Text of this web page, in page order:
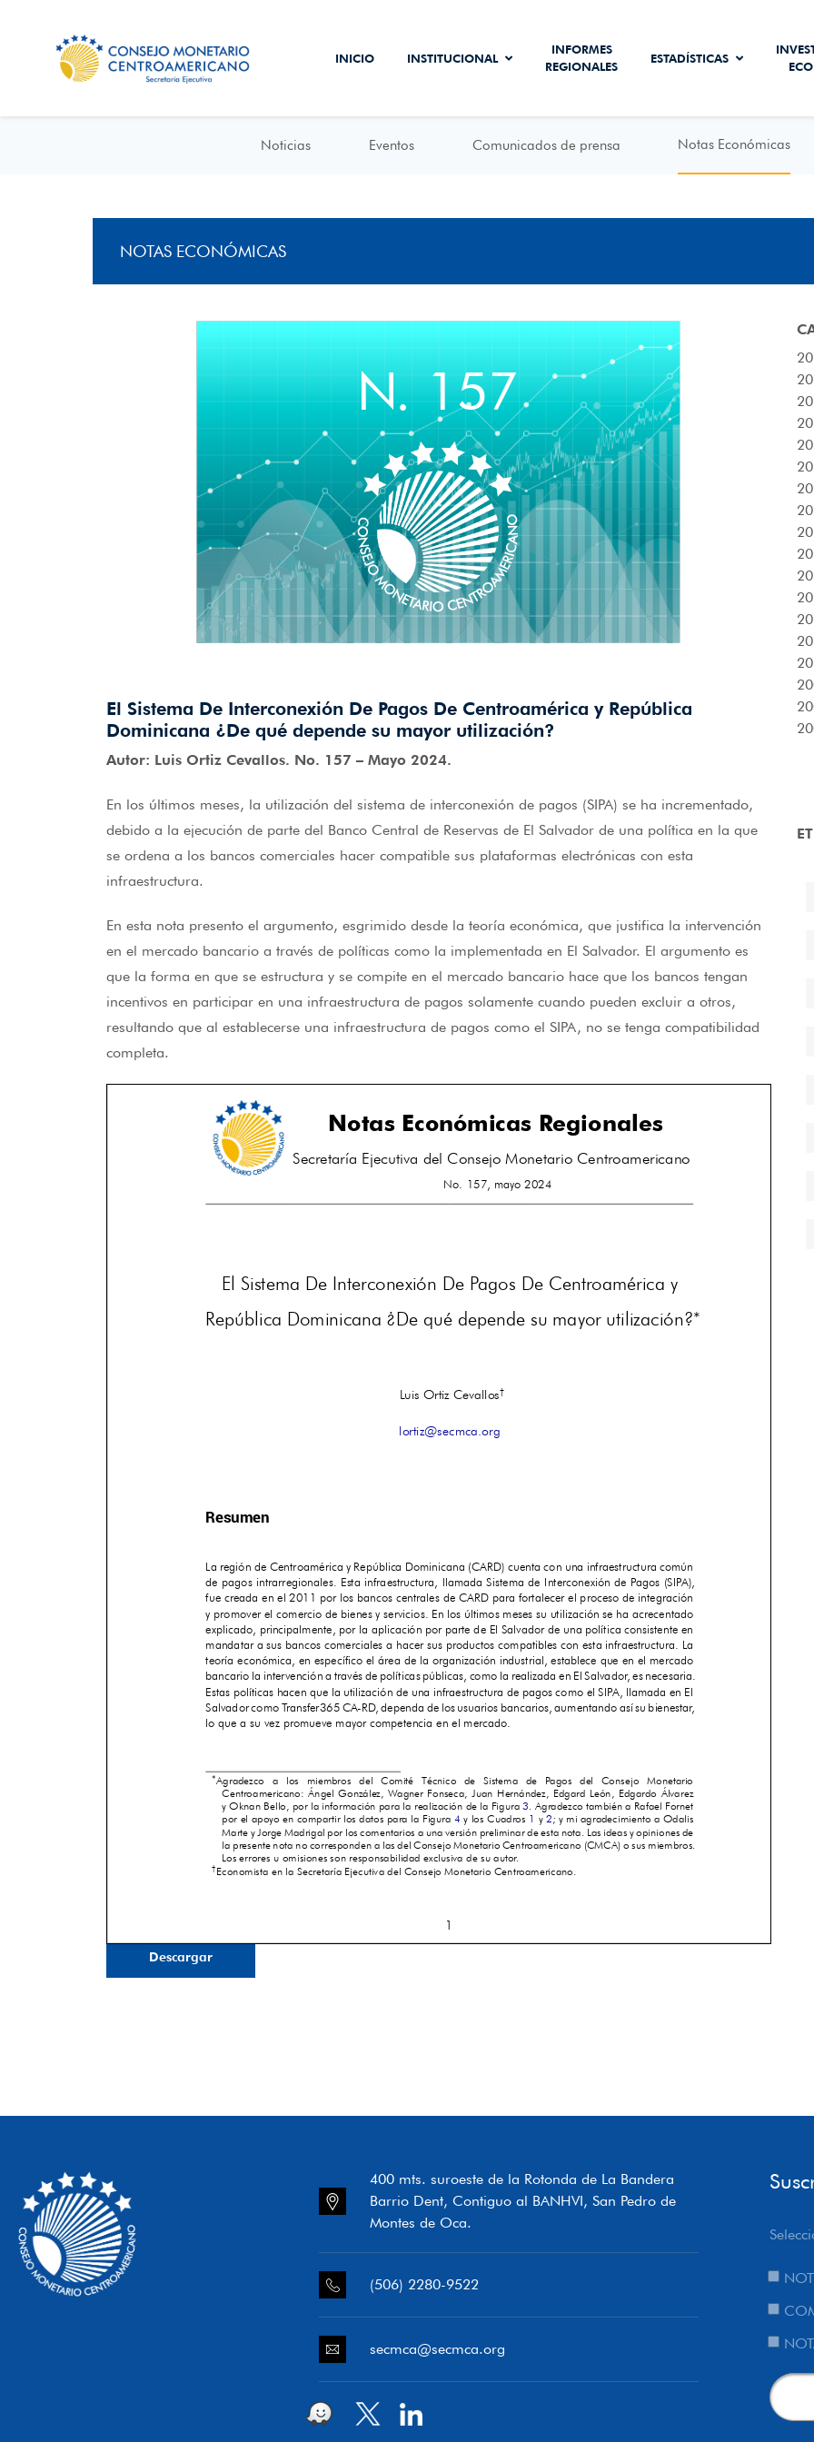
INICIO INSTITUCIONAL
INFORMES
REGIONALES
ESTADÍSTICAS
Noticias Eventos Comunicados de prensa Notas Económicas
NOTAS ECONÓMICAS
N. 157
El Sistema De Interconexión De Pagos De Centroamérica y República
Dominicana ¿De qué depende su mayor utilización?
Autor: Luis Ortiz Cevallos. No. 157 – Mayo 2024.
En los últimos meses, la utilización del sistema de interconexión de pagos (SIPA) se ha incrementado,
debido a la ejecución de parte del Banco Central de Reservas de El Salvador de una política en la que
se ordena a los bancos comerciales hacer compatible sus plataformas electrónicas con esta
infraestructura.
En esta nota presento el argumento, esgrimido desde la teoría económica, que justifica la intervención
en el mercado bancario a través de políticas como la implementada en El Salvador. El argumento es
que la forma en que se estructura y se compite en el mercado bancario hace que los bancos tengan
incentivos en participar en una infraestructura de pagos solamente cuando pueden excluir a otros,
resultando que al establecerse una infraestructura de pagos como el SIPA, no se tenga compatibilidad
completa.
Descargar
400 mts. suroeste de la Rotonda de La Bandera
Barrio Dent, Contiguo al BANHVI, San Pedro de
Montes de Oca.
(506) 2280-9522
secmca@secmca.org